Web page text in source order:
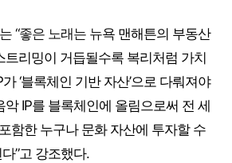
“좋은 노래는 뉴욕 맨해튼의 부동산
트리밍이 거듭될수록 복리처럼 가치
‘블록체인 기반 자산’으로 다뤄져야
IP를 블록체인에 올림으로써 전 세
함한 누구나 문화 자산에 투자할 수
”고 강조했다.